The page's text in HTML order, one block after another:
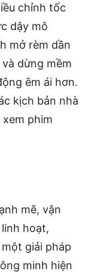
chỉnh tốc
dậy mô
mở rèm dần
dừng mềm
êm ái hơn.
kịch bản nhà
phim
mẽ, vận
hoạt,
giải pháp
minh hiện